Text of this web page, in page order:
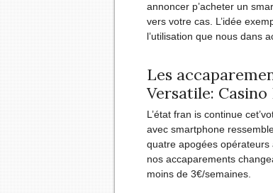
annoncer p’acheter un
vers votre cas. L’idée
l’utilisation que nous dans
Les
Versatile:
L’état fran is continue
avec smartphone
quatre apogées
nos accaparements
moins de 3€/semaines.